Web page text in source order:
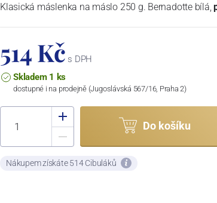
Klasická máslenka na máslo 250 g. Bernadotte bílá,
514 Kč s DPH
Skladem 1 ks
dostupné i na prodejně (Jugoslávská 567/16, Praha 2)
Do košíku
Nákupem získáte 514 Cibuláků